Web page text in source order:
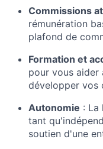
Commissions
rémunération
plafond de
Formation et
pour vous aider
développer vos
Autonomie : La
tant
soutien d'une